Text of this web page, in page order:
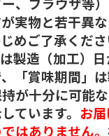
実物と若干異
めご了承くださ
製造（加工）
「賞味期間」は
が十分に可能
ています。 お
はありません。